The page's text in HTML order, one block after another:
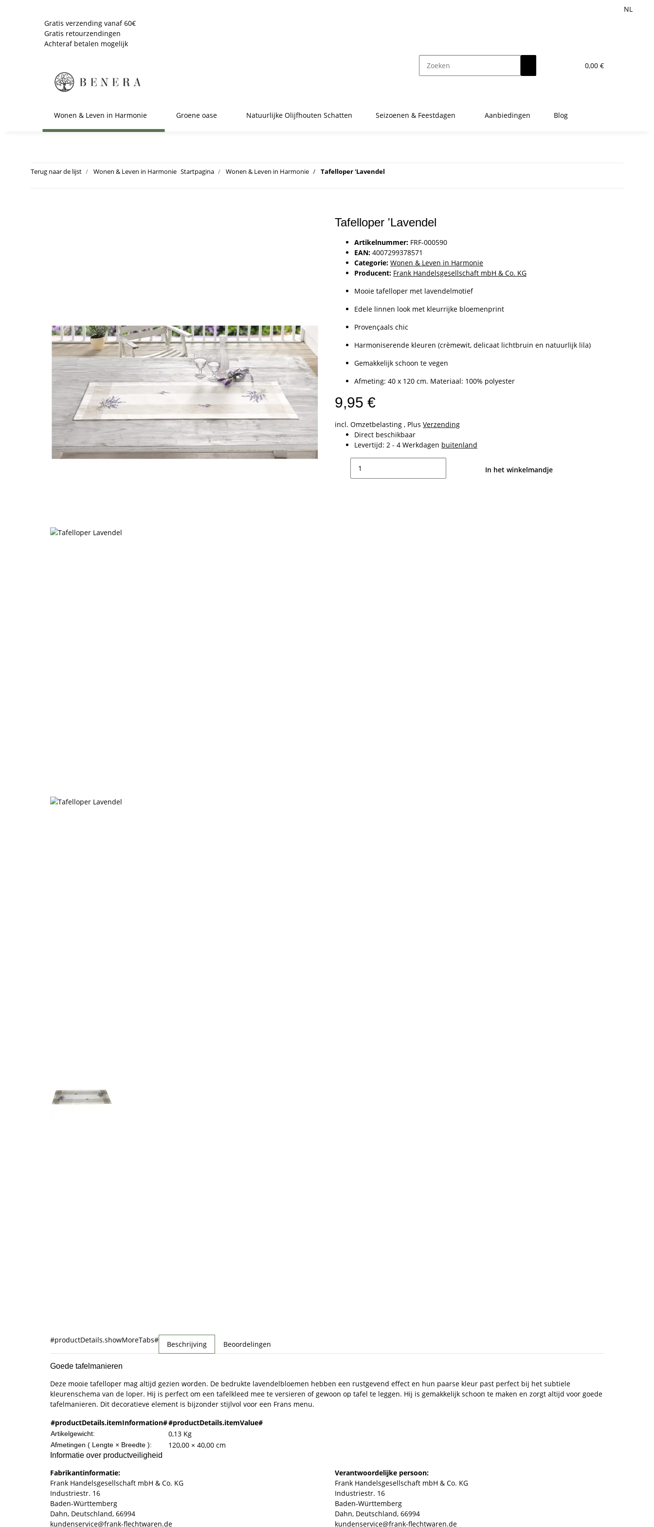
NL
Gratis verzending vanaf 60€
Gratis retourzendingen
Achteraf betalen mogelijk
0,00 €
Wonen & Leven in Harmonie Groene oase Natuurlijke Olijfhouten Schatten Seizoenen & Feestdagen Aanbiedingen Blog
Terug naar de lijst Wonen & Leven in Harmonie Startpagina Wonen & Leven in Harmonie Tafelloper 'Lavendel
Tafelloper 'Lavendel
Artikelnummer: FRF-000590
EAN: 4007299378571
Categorie: Wonen & Leven in Harmonie
Producent: Frank Handelsgesellschaft mbH & Co. KG
Mooie tafelloper met lavendelmotief
Edele linnen look met kleurrijke bloemenprint
Provençaals chic
Harmoniserende kleuren (crèmewit, delicaat lichtbruin en natuurlijk lila)
Gemakkelijk schoon te vegen
Afmeting: 40 x 120 cm. Materiaal: 100% polyester
9,95 €
incl. Omzetbelasting , Plus Verzending
Direct beschikbaar
Levertijd: 2 - 4 Werkdagen buitenland
In het winkelmandje
#productDetails.showMoreTabs# Beschrijving Beoordelingen
Goede tafelmanieren
Deze mooie tafelloper mag altijd gezien worden. De bedrukte lavendelbloemen hebben een rustgevend effect en hun paarse kleur past perfect bij het subtiele
kleurenschema van de loper. Hij is perfect om een tafelkleed mee te versieren of gewoon op tafel te leggen. Hij is gemakkelijk schoon te maken en zorgt altijd voor goede
tafelmanieren. Dit decoratieve element is bijzonder stijlvol voor een Frans menu.
#productDetails.itemInformation##productDetails.itemValue#
Artikelgewicht: 0,13 Kg
Afmetingen ( Lengte × Breedte ): 120,00 × 40,00 cm
Informatie over productveiligheid
Fabrikantinformatie:
Frank Handelsgesellschaft mbH & Co. KG
Industriestr. 16
Baden-Württemberg
Dahn, Deutschland, 66994
kundenservice@frank-flechtwaren.de
Verantwoordelijke persoon:
Frank Handelsgesellschaft mbH & Co. KG
Industriestr. 16
Baden-Württemberg
Dahn, Deutschland, 66994
kundenservice@frank-flechtwaren.de